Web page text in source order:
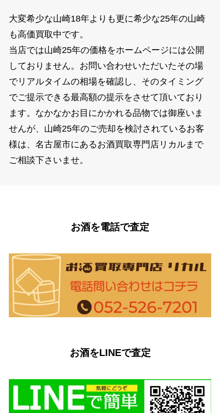
大変希少な山崎18年よりも更に希少な25年の山崎
も高価買取中です。
当店では山崎25年の価格をホームページには公開
しておりません。お問い合わせいただいたその場
でリアルタイムの相場を確認し、そのタイミング
でご提示できる最高額の提示をさせて頂いており
ます。なかなかお目にかかれる品物では御座いま
せんが、山崎25年のご売却を検討されているお客
様は、名古屋市にあるお酒買取専門店リカルまで
ご相談下さいませ。
お酒を電話で査定
お酒をLINEで査定